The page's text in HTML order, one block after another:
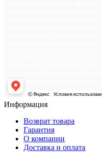
Информация
Возврат товара
Гарантия
О компании
Доставка и оплата